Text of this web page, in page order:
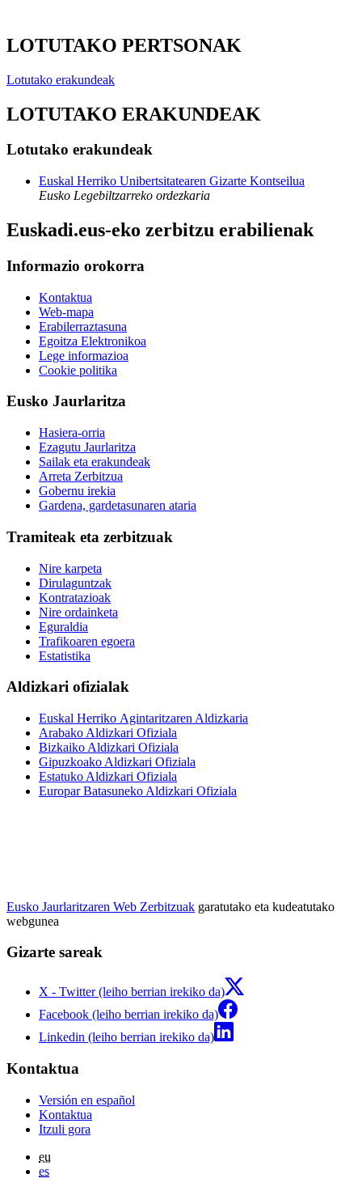
LOTUTAKO PERTSONAK
Lotutako erakundeak
LOTUTAKO ERAKUNDEAK
Lotutako erakundeak
Euskal Herriko Unibertsitatearen Gizarte Kontseilua
Eusko Legebiltzarreko ordezkaria
Euskadi.eus-eko zerbitzu erabilienak
Informazio orokorra
Kontaktua
Web-mapa
Erabilerraztasuna
Egoitza Elektronikoa
Lege informazioa
Cookie politika
Eusko Jaurlaritza
Hasiera-orria
Ezagutu Jaurlaritza
Sailak eta erakundeak
Arreta Zerbitzua
Gobernu irekia
Gardena, gardetasunaren ataria
Tramiteak eta zerbitzuak
Nire karpeta
Dirulaguntzak
Kontratazioak
Nire ordainketa
Eguraldia
Trafikoaren egoera
Estatistika
Aldizkari ofizialak
Euskal Herriko Agintaritzaren Aldizkaria
Arabako Aldizkari Ofiziala
Bizkaiko Aldizkari Ofiziala
Gipuzkoako Aldizkari Ofiziala
Estatuko Aldizkari Ofiziala
Europar Batasuneko Aldizkari Ofiziala
Eusko Jaurlaritzaren Web Zerbitzuak garatutako eta kudeatutako
webgunea
Gizarte sareak
X - Twitter (leiho berrian irekiko da)
Facebook (leiho berrian irekiko da)
Linkedin (leiho berrian irekiko da)
Kontaktua
Versión en español
Kontaktua
Itzuli gora
eu
es